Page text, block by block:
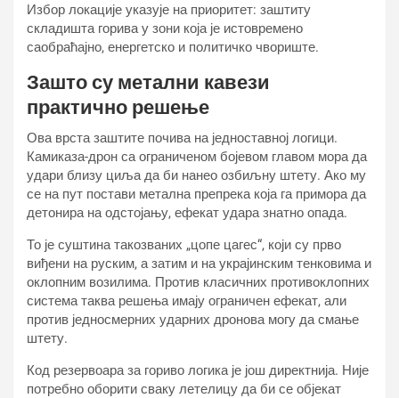
Избор локације указује на приоритет: заштиту
складишта горива у зони која је истовремено
саобраћајно, енергетско и политичко чвориште.
Зашто су метални кавези
практично решење
Ова врста заштите почива на једноставној логици.
Камиказа-дрон са ограниченом бојевом главом мора да
удари близу циља да би нанео озбиљну штету. Ако му
се на пут постави метална препрека која га примора да
детонира на одстојању, ефекат удара знатно опада.
То је суштина такозваних „цопе цагес“, који су прво
виђени на руским, а затим и на украјинским тенковима и
оклопним возилима. Против класичних противоклопних
система таква решења имају ограничен ефекат, али
против једносмерних ударних дронова могу да смање
штету.
Код резервоара за гориво логика је још директнија. Није
потребно оборити сваку летелицу да би се објекат